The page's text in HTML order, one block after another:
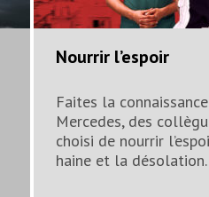
Nourrir l’espoir
Faites la
Mercedes, des
choisi de nourrir
haine et la désolation.